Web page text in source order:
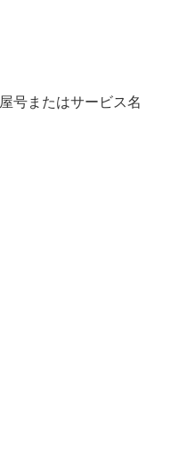
屋号またはサービス名